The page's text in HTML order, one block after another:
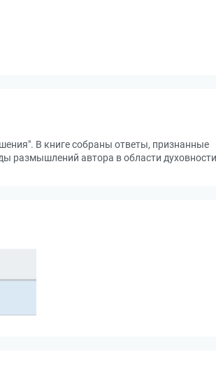
В книге собраны ответы, признанные
размышлений автора в области